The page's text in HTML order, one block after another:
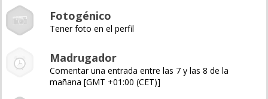
Fotogénico
Tener foto en el perfil
Madrugador
Comentar una entrada entre las 7 y las 8 de la
mañana [GMT +01:00 (CET)]